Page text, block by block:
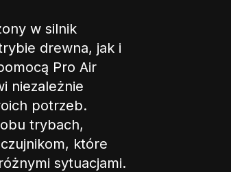
w silnik
drewna, jak i
Pro Air
niezależnie
potrzeb.
trybach,
które
sytuacjami.